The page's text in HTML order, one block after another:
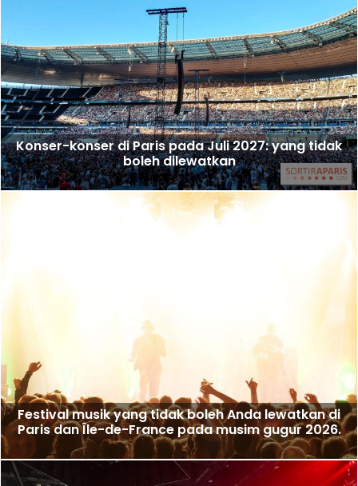
Konser-konser di Paris pada Juli 2027: yang tidak
boleh dilewatkan
Festival musik yang tidak boleh Anda lewatkan di
Paris dan Île-de-France pada musim gugur 2026.